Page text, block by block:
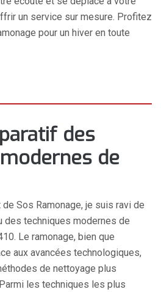
un service sur mesure. Profitez
pour un hiver en toute
des
de
Sos Ramonage, je suis ravi de
des techniques modernes de
Le ramonage, bien que
aux avancées technologiques,
de nettoyage plus
les techniques les plus